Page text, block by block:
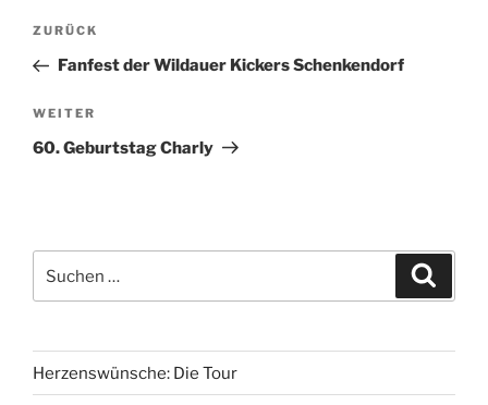
Beitragsnavigation
Vorheriger
Beitrag
ZURÜCK
Fanfest der Wildauer Kickers Schenkendorf
Nächster
Beitrag
WEITER
60. Geburtstag Charly
nach:
Herzenswünsche: Die Tour